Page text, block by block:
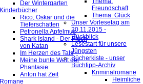
Der Wintergarten
Kinderbücher
Rico, Oskar und die
Tieferschatten
Petronella Apfelmus
Shark Island - Der Fluch
von Katan
Im Herzen des Tals
Meine bunte Welt der
Phantasie
Anton hat Zeit
Romane
Freundschaft
Thema: Glück
Unser Vorlesetag am
20.11.2015 -
Rückblick
Lesestart für unsere
Jüngsten
Bücherkiste - unser
Buchtipp-Archiv
Kriminalromane
Heimliche